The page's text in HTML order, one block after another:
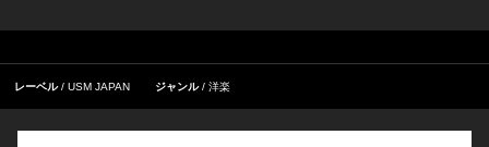
レーベル USM JAPAN ジャンル 洋楽